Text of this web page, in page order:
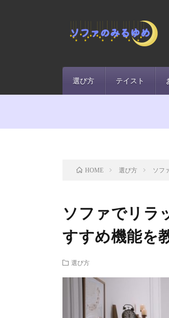
選び方 テイスト
HOME 選び方 ソフ
ソファでリラ
すすめ機能を
選び方